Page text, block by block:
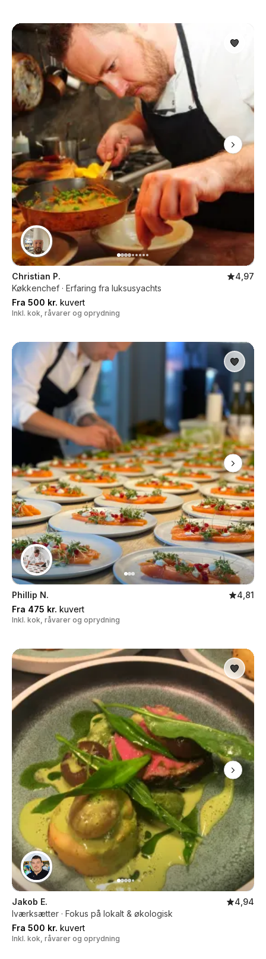
Christian P.
4,97
Køkkenchef · Erfaring fra luksusyachts
Fra 500 kr. kuvert
Inkl. kok, råvarer og oprydning
Phillip N.
4,81
Fra 475 kr. kuvert
Inkl. kok, råvarer og oprydning
Jakob E.
4,94
Iværksætter · Fokus på lokalt & økologisk
Fra 500 kr. kuvert
Inkl. kok, råvarer og oprydning